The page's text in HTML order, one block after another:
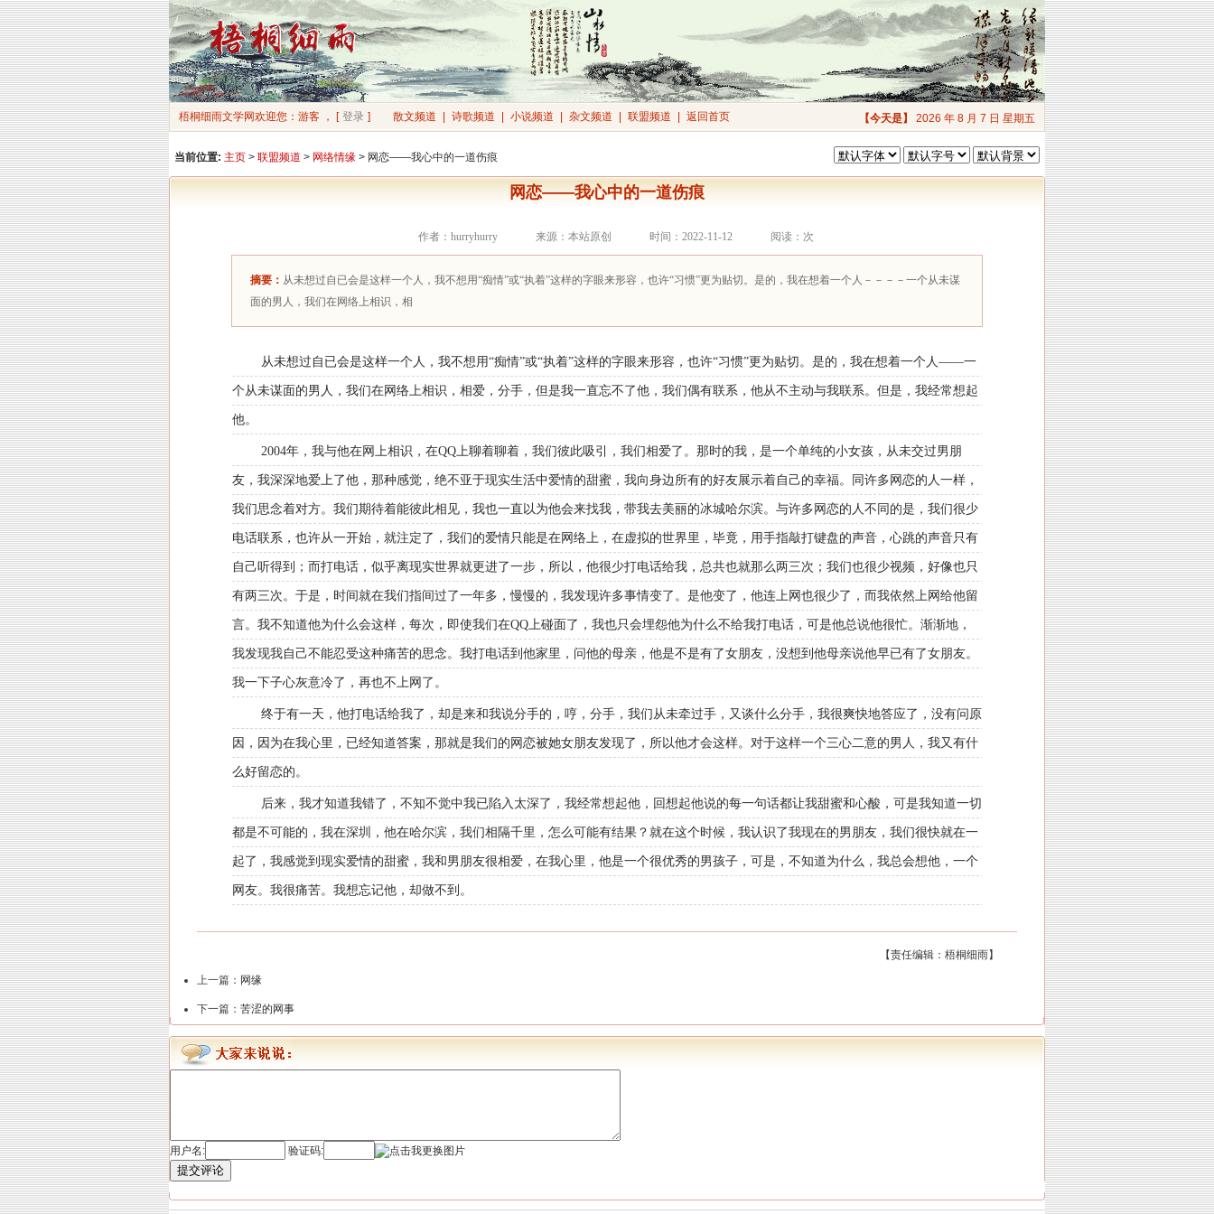
【今天是】 2026 年 8 月 7 日 星期五
梧桐细雨文学网欢迎您：游客 ， [ 登录 ] 散文频道 诗歌频道 小说频道 杂文频道 联盟频道 返回首页
当前位置: 主页 > 联盟频道 > 网络情缘 > 网恋——我心中的一道伤痕
网恋——我心中的一道伤痕
作者：hurryhurry 来源：本站原创 时间：2022-11-12 阅读： 次
摘要： 从未想过自已会是这样一个人，我不想用“痴情”或“执着”这样的字眼来形容，也许“习惯”更为贴切。是的，我在想着一个人－－－－一个从未谋
面的男人，我们在网络上相识，相
从未想过自已会是这样一个人，我不想用“痴情”或“执着”这样的字眼来形容，也许“习惯”更为贴切。是的，我在想着一个人——一
个从未谋面的男人，我们在网络上相识，相爱，分手，但是我一直忘不了他，我们偶有联系，他从不主动与我联系。但是，我经常想起
他。
2004年，我与他在网上相识，在QQ上聊着聊着，我们彼此吸引，我们相爱了。那时的我，是一个单纯的小女孩，从未交过男朋
友，我深深地爱上了他，那种感觉，绝不亚于现实生活中爱情的甜蜜，我向身边所有的好友展示着自己的幸福。同许多网恋的人一样，
我们思念着对方。我们期待着能彼此相见，我也一直以为他会来找我，带我去美丽的冰城哈尔滨。与许多网恋的人不同的是，我们很少
电话联系，也许从一开始，就注定了，我们的爱情只能是在网络上，在虚拟的世界里，毕竟，用手指敲打键盘的声音，心跳的声音只有
自己听得到；而打电话，似乎离现实世界就更进了一步，所以，他很少打电话给我，总共也就那么两三次；我们也很少视频，好像也只
有两三次。于是，时间就在我们指间过了一年多，慢慢的，我发现许多事情变了。是他变了，他连上网也很少了，而我依然上网给他留
言。我不知道他为什么会这样，每次，即使我们在QQ上碰面了，我也只会埋怨他为什么不给我打电话，可是他总说他很忙。渐渐地，
我发现我自己不能忍受这种痛苦的思念。我打电话到他家里，问他的母亲，他是不是有了女朋友，没想到他母亲说他早已有了女朋友。
我一下子心灰意冷了，再也不上网了。
终于有一天，他打电话给我了，却是来和我说分手的，哼，分手，我们从未牵过手，又谈什么分手，我很爽快地答应了，没有问原
因，因为在我心里，已经知道答案，那就是我们的网恋被她女朋友发现了，所以他才会这样。对于这样一个三心二意的男人，我又有什
么好留恋的。
后来，我才知道我错了，不知不觉中我已陷入太深了，我经常想起他，回想起他说的每一句话都让我甜蜜和心酸，可是我知道一切
都是不可能的，我在深圳，他在哈尔滨，我们相隔千里，怎么可能有结果？就在这个时候，我认识了我现在的男朋友，我们很快就在一
起了，我感觉到现实爱情的甜蜜，我和男朋友很相爱，在我心里，他是一个很优秀的男孩子，可是，不知道为什么，我总会想他，一个
网友。我很痛苦。我想忘记他，却做不到。
【责任编辑：梧桐细雨】
上一篇： 网缘
下一篇： 苦涩的网事
用户名: 验证码:
提交评论